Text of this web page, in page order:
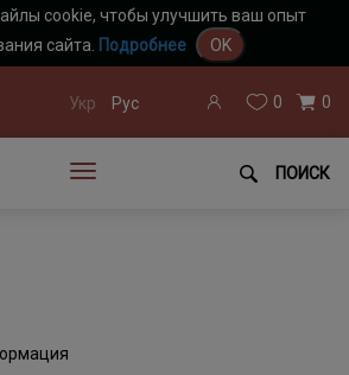
cookie, чтобы улучшить ваш опыт
сайта. Подробнее OK
Укр Рус 0 0
ПОИСК